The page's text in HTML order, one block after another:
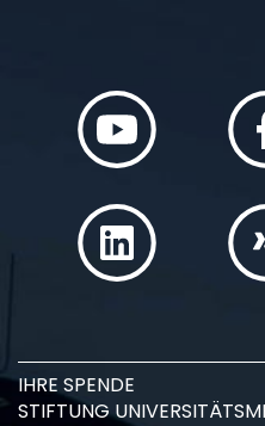
IHRE SPENDE
STIFTUNG